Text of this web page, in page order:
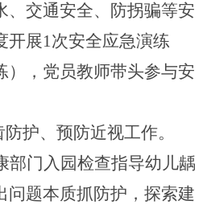
、交通安全、防拐骗等安
开展1次安全应急演练
），党员教师带头参与安
护、预防近视工作。
部门入园检查指导幼儿龋
问题本质抓防护，探索建